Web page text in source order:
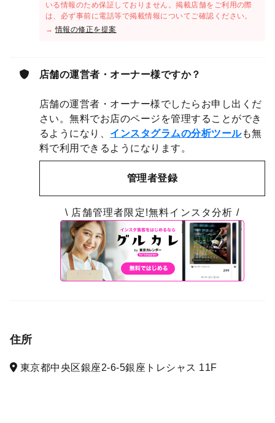
いる情報のため保証しておりません。掲載店舗をご利用の際
は、必ず事前に電話等で掲載情報についてご確認ください。
→情報の修正を提案
店舗の運営者・オーナー様ですか？
店舗の運営者・オーナー様でしたらお申し出くだ
さい。無料でお店のページを管理することができ
るようになり、 インスタグラムの分析ツールも無
料で利用できるようになります。
管理者登録
\ 店舗管理者限定!無料インスタ分析 /
住所
東京都中央区銀座2-6-5銀座トレシャス 11F